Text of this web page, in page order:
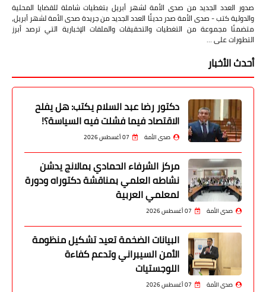
صدور العدد الجديد من صدى الأمة لشهر أبريل بتغطيات شاملة للقضايا المحلية
والدولية كتب - صدى الأمة صدر حديثًا العدد الجديد من جريدة صدى الأمة لشهر أبريل،
متضمنًا مجموعة من التغطيات والتحقيقات والملفات الإخبارية التي ترصد أبرز
التطورات على …
أحدث الأخبار
دكتور رضا عبد السلام يكتب: هل يفلح
الاقتصاد فيما فشلت فيه السياسة؟!
صدى الأمة 07 أغسطس 2026
مركز الشرفاء الحمادي بمالانج يدشن
نشاطه العلمي بمناقشة دكتوراه ودورة
لمعلمي العربية
صدى الأمة 07 أغسطس 2026
البيانات الضخمة تعيد تشكيل منظومة
الأمن السيبراني وتدعم كفاءة
اللوجستيات
صدى الأمة 07 أغسطس 2026